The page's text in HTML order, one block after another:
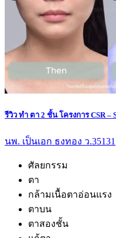
รีวิว ทํา ตา 2 ชั้น โครงการ CSR –
นพ. เป็นเอก ธงทอง ว.35131
ศัลยกรรม
ตา
กล้ามเนื้อตาอ่อนแรง
ตาบน
ตาสองชั้น